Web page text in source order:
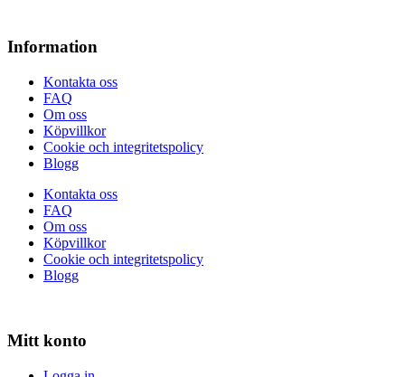
Information
Kontakta oss
FAQ
Om oss
Köpvillkor
Cookie och integritetspolicy
Blogg
Kontakta oss
FAQ
Om oss
Köpvillkor
Cookie och integritetspolicy
Blogg
Mitt konto